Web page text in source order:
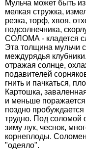
Мульча может быть
мелкая стружка,
резка, торф, хвоя,
подсолнечника,
СОЛОМА - кладется
Эта толщина мульчи
междурядья
отражая солнце,
подавителей
гнить и пачкаться,
Картошка,
и меньше
поздно
трудно. Под
зиму лук, чеснок,
корнеплоды.
"одеяло".